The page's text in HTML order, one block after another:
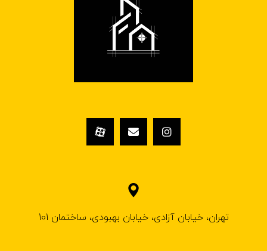
تهران، خیابان آزادی، خیابان بهبودی، ساختمان 101